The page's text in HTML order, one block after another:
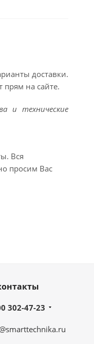
доставки.
прям на сайте.
и технические
Вся
просим Вас
302-47-23